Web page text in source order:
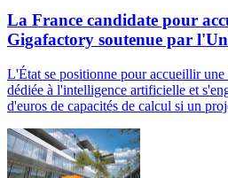
La France candidate pour
Gigafactory soutenue par
L'État se positionne pour accueillir
dédiée à l'intelligence artificielle et
d'euros de capacités de calcul si un